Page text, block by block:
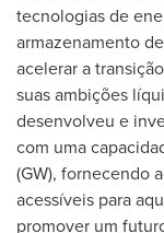
tecnologias de
armazenamento
acelerar a
suas ambições
desenvolveu e
com uma
(GW), fornecendo
acessíveis para
promover um